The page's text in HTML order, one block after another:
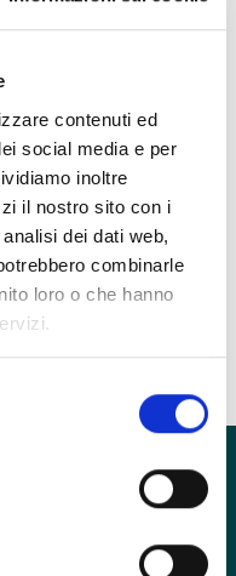
contenuti ed
social media e per
inoltre
il nostro sito con i
dei dati web,
combinarle
loro o che hanno